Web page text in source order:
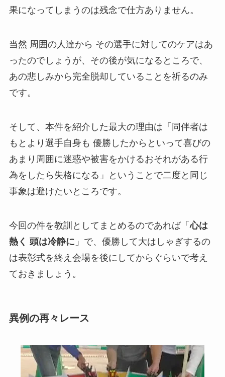
果になってしまうのは残念で仕方ありません。
当然 周囲の人達から その選手に対してのケアはあ
ったのでしょうが、その後が気になるところで、
あの悲しみから完全脱却していることを祈るのみ
です。
そして、本件を紹介した最大の理由は「同伴者は
もとより選手自身も 優勝したからといって喜びの
あまり周囲に迷惑や被害をかけるおそれがある行
為をしたら失格になる」ということで二度と同じ
事象は避けたいところです。
今回の件を教訓としてまとめるのであれば「心は
熱く 頭は冷静に 」で、優勝して大はしゃぎするの
は表彰式を終え会場を後にしてからぐらいで考え
ておきましょう。
異例の再々レース